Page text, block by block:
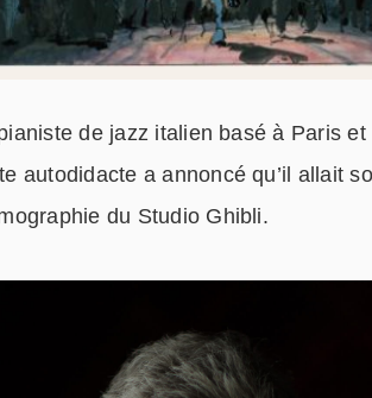
de jazz italien basé à Paris
autodidacte a annoncé qu’il allait
du Studio Ghibli.